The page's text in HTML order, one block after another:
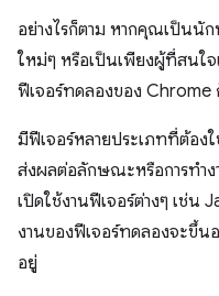
อย่างไรก็ตาม หากคุณเป็นนั
ใหม่ๆ หรือเป็นเพียงผู้ที่สนใจ
ฟีเจอร์ทดลองของ Chrome
มีฟีเจอร์หลายประเภทที่ต้อง
ส่งผลต่อลักษณะหรือการทำง
เปิดใช้งานฟีเจอร์ต่างๆ เช่น
งานของฟีเจอร์ทดลองจะขึ้
อยู่